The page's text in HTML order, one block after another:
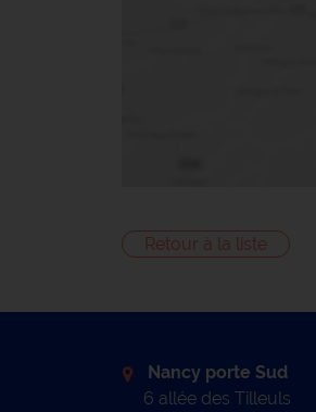
Retour à la liste
Nancy porte Sud
6 allée des Tilleuls